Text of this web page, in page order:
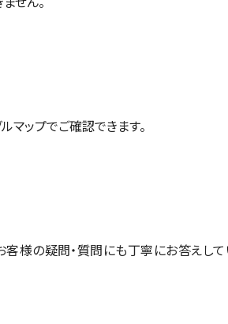
マップでご確認できます。
客様の疑問・質問にも丁寧にお答えし